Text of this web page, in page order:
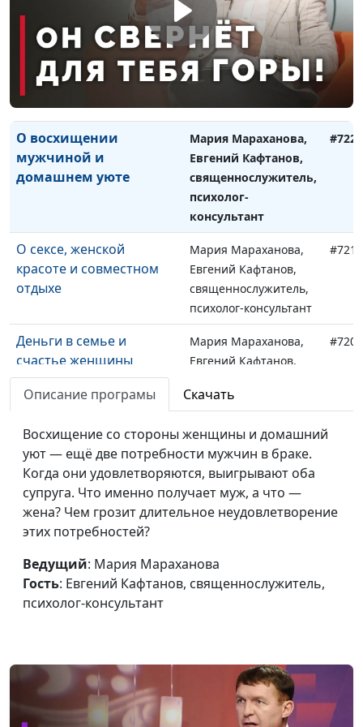
жизнь?
Ольга Аванесова,
психолог-тренер
Развитие зрелой
личности
Мария Мараханова,
Ольга Аванесова,
психолог-тренер
#723
О восхищении
мужчиной и
домашнем уюте
Мария Мараханова,
Евгений Кафтанов,
священнослужитель,
психолог-
консультант
#722
О сексе, женской
красоте и совместном
отдыхе
Мария Мараханова,
Евгений Кафтанов,
священнослужитель,
психолог-консультант
#721
Деньги в семье и
счастье женщины
Мария Мараханова,
Евгений Кафтанов,
психолог-консультант
#720
Разговор с женой:
почему это важно?
Мария Мараханова,
Евгений Кафтанов,
священнослужитель,
психолог-консультант
Что нужно для счастья в
Мария Мараханова,
священнослужитель,
психолог-консультант
Мой ребёнок —
психолог-консультант
От семи до двенадцати:
Мария Мараханова,
#716
Описание програмы Скачать
Восхищение со стороны женщины и домашний
уют — ещё две потребности мужчин в браке.
Когда они удовлетворяются, выигрывают оба
супруга. Что именно получает муж, а что —
жена? Чем грозит длительное неудовлетворение
этих потребностей?
Ведущий: Мария Мараханова
Гость: Евгений Кафтанов, священнослужитель,
психолог-консультант